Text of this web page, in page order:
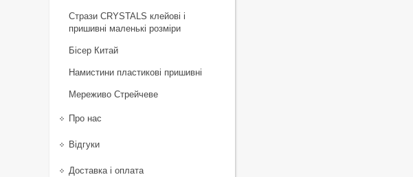
Стрази CRYSTALS клейові і
пришивні маленькі розміри
Бісер Китай
Намистини пластикові пришивні
Мереживо Стрейчеве
Про нас
Відгуки
Доставка і оплата